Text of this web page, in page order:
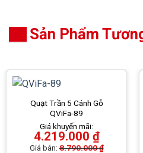
Sản Phẩm
Quạt Trần 5 Cánh Gỗ
QViFa-89
Giá khuyến mãi:
4.219.000 ₫
Giá bán:8.790.000₫